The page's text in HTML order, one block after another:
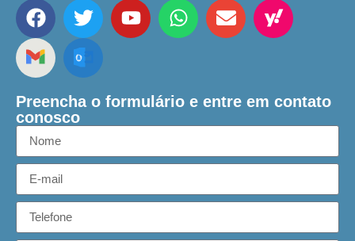
Preencha o formulário e entre em contato
conosco